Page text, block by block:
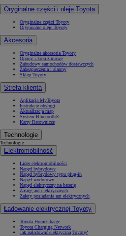
Oryginalne części i oleje Toyota
Oryginalne części Toyoty
Oryginalne oleje Toyoty
Akcesoria
Oryginalne akcesoria Toyoty
Opony i koła zimowe
Zabudowy samochodów dostawczych
Zabezpieczenia i alarmy
Sklep Toyoty
Strefa klienta
Aplikacja MyToyota
Instrukcje obsługi
Aktualizacja map
System Bluetooth®
Karty Ratownicze
Technologie
Technologie
Elektromobilność
Lider elektromobilności
Napęd hybrydowy
Napęd hybrydowy typu plug-in
Napęd wodorowy
Napęd elektryczny na baterię
Zasięg aut elektrycznych
Zalety posiadania aut elektrycznych
Ładowanie elektrycznej Toyoty
Toyota HomeCharge
Toyota Charging Network
Jak naładować elektryczną Toyotę?